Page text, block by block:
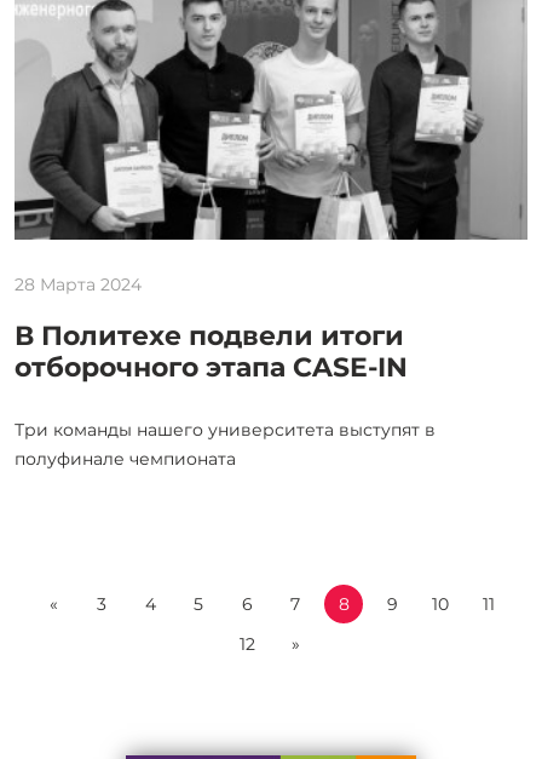
28 Марта 2024
В Политехе подвели итоги
отборочного этапа CASE-IN
Три команды нашего университета выступят в
полуфинале чемпионата
« 3 4 5 6 7 8 9 10
11
12
»